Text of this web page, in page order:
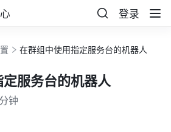
登录
在群组中使用指定服务台的机器人
服务台的机器人
钟